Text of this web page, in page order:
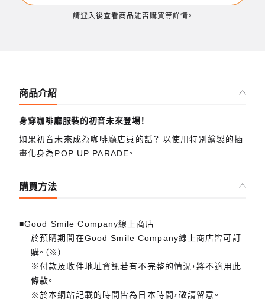
請登入後查看商品能否購買等詳情。
商品介紹
身穿咖啡廳服裝的初音未來登場！
如果初音未來成為咖啡廳店員的話？ 以使用特別繪製的插
畫化身為POP UP PARADE。
購買方法
■Good Smile Company線上商店
於預購期間在Good Smile Company線上商店皆可訂
購。（※）
※付款及收件地址資訊若有不完整的情況，將不適用此
條款。
※於本網站記載的時間皆為日本時間，敬請留意。